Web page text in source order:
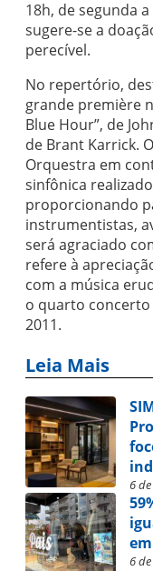
18h, de segunda
sugere-se a
perecível.
No repertório,
grande première
Blue Hour”, de
de Brant Karrick.
Orquestra em
sinfônica
proporcionando
instrumentistas,
será agraciado
refere à
com a música
o quarto concerto
2011.
Leia Mais
6
6